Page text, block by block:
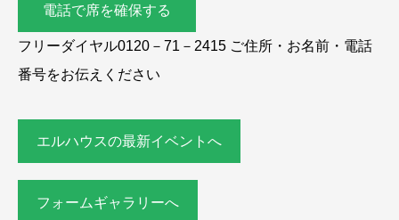
電話で席を確保する
フリーダイヤル0120－71－2415 ご住所・お名前・電話
番号をお伝えください
エルハウスの最新イベントへ
フォームギャラリーへ